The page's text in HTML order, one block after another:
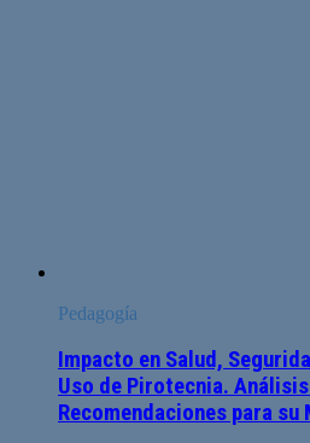
Pedagogía
Impacto en Salud,
Uso de Pirotecnia.
Recomendaciones para